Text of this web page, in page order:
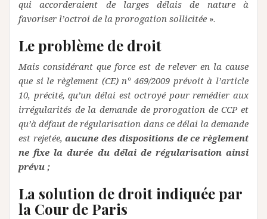
qui accorderaient de larges délais de nature à
favoriser l’octroi de la prorogation sollicitée ».
Le problème de droit
Mais considérant que force est de relever en la cause
que si le règlement (CE) n° 469/2009 prévoit à l’article
10, précité, qu’un délai est octroyé pour remédier aux
irrégularités de la demande de prorogation de CCP et
qu’à défaut de régularisation dans ce délai la demande
est rejetée,aucune des dispositions de ce règlement
ne fixe la durée du délai de régularisation ainsi
prévu ;
La solution de droit indiquée par
la Cour de Paris